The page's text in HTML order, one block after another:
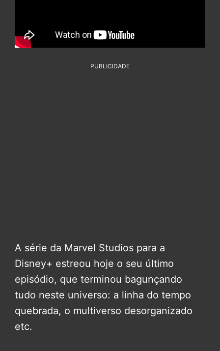
PUBLICIDADE
A série da Marvel Studios para a
Disney+ estreou hoje o seu último
episódio, que terminou bagunçando
tudo neste universo: a linha do tempo
quebrada, o multiverso desorganizado
etc.